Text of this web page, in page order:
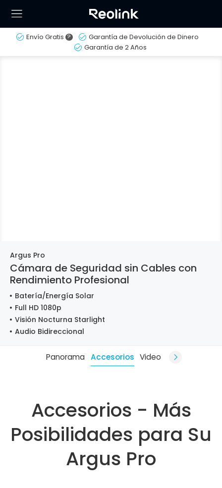
Envío Gratis ?
Garantía de Devolución de Dinero
Garantía de 2 Años
Argus Pro
Cámara de Seguridad sin Cables con
Rendimiento Profesional
Batería/Energía Solar
Full HD 1080p
Visión Nocturna Starlight
Audio Bidireccional
Panorama Accesorios Video
Accesorios - Más
Posibilidades para Su
Argus Pro